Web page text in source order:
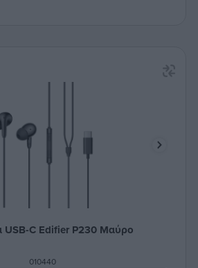
USB-C Edifier P230 Μαύρο
010440